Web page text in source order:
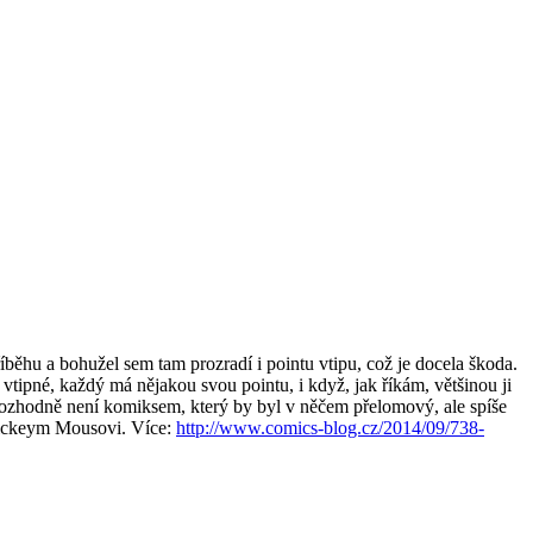
a bohužel sem tam prozradí i pointu vtipu, což je docela škoda.
každý má nějakou svou pointu, i když, jak říkám, většinou ji
není komiksem, který by byl v něčem přelomový, ale spíše
Mousovi. Více: http://www.comics-blog.cz/2014/09/738-